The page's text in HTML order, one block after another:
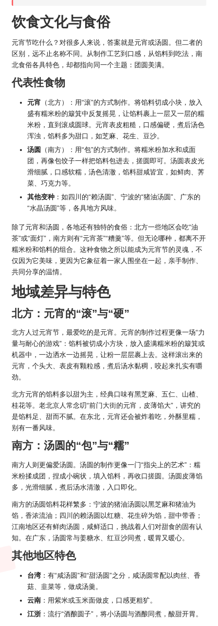
饮食文化与食俗
元宵节吃什么？对很多人来说，答案就是元宵或汤圆。但二者的
区别，远不止名称不同。从制作工艺到口感，从馅料到吃法，南
北食俗各具特色，却都指向同一个主题：团圆美满。
代表性食物
元宵 （北方）：用“滚”的方式制作。将馅料切成小块，放入
盛有糯米粉的簸箕中反复摇晃，让馅料裹上一层又一层的糯
米粉，直到滚成圆球。元宵表皮粗糙，口感偏硬，煮后汤色
浑浊，馅料多为甜口，如芝麻、花生、豆沙。
汤圆
（南方）：用“包”的方式制作。将糯米粉加水和成面
团，再像包饺子一样把馅料包进去，搓圆即可。汤圆表皮光
滑细腻，口感软糯，汤色清澈，馅料甜咸皆宜，如鲜肉、荠
菜、巧克力等。
其他变种 ：如四川的“赖汤圆”、宁波的“猪油汤圆”、广东的
“水晶汤圆”等，各具地方风味。
除了元宵和汤圆，各地还有独特的食俗：北方一些地区会吃“油
茶”或“面灯”，南方则有“元宵茶”“糟羹”等。但无论哪种，都离不开
糯米粉和馅料的组合。这种食物之所以能成为元宵节的灵魂，不
仅因为它美味，更因为它象征着一家人围坐在一起，亲手制作、
共同分享的温情。
地域差异与特色
北方：元宵的“滚”与“硬”
北方人过元宵节，最爱吃的是元宵。元宵的制作过程更像一场“力
量与耐心的游戏”：馅料被切成小方块，放入盛满糯米粉的簸箕或
机器中，一边洒水一边摇晃，让粉一层层裹上去。这样滚出来的
元宵，个头大、表皮有颗粒感，煮后汤水黏稠，咬起来扎实有嚼
劲。
北方元宵的馅料多以甜为主，经典口味有黑芝麻、五仁、山楂、
桂花等。老北京人常念叨“前门大街的元宵，皮薄馅大”，讲究的
是馅料足、甜而不腻。在东北，元宵还会被炸着吃，外酥里糯，
别有一番风味。
南方：汤圆的“包”与“糯”
南方人则更偏爱汤圆。汤圆的制作更像一门“指尖上的艺术”：糯
米粉揉成团，捏成小碗状，填入馅料，再收口搓圆。汤圆皮薄馅
多，光滑细腻，煮后汤水清澈，入口即化。
南方的汤圆馅料花样繁多：宁波的猪油汤圆以黑芝麻和猪油为
馅，香浓流油；四川的赖汤圆以红糖、花生碎为馅，甜中带香；
江南地区还有鲜肉汤圆，咸鲜适口，挑战着人们对甜食的固有认
知。在广东，汤圆常与姜糖水、红豆沙同煮，暖胃又暖心。
其他地区特色
台湾 ：有“咸汤圆”和“甜汤圆”之分，咸汤圆常配以肉丝、香
菇、韭菜等，做成汤羹。
云南 ：用紫米或玉米面做皮，口感更粗犷。
江浙 ：流行“酒酿圆子”，将小汤圆与酒酿同煮，酸甜开胃。